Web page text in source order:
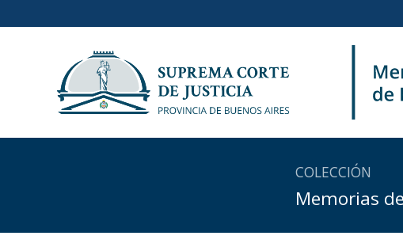
al
COLECCIÓN
Memorias